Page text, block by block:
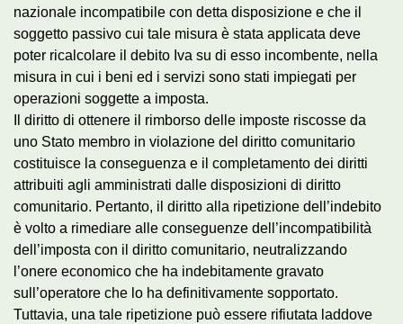
nazionale incompatibile con detta disposizione e che il
soggetto passivo cui tale misura è stata applicata deve
poter ricalcolare il debito Iva su di esso incombente, nella
misura in cui i beni ed i servizi sono stati impiegati per
operazioni soggette a imposta.
Il diritto di ottenere il rimborso delle imposte riscosse da
uno Stato membro in violazione del diritto comunitario
costituisce la conseguenza e il completamento dei diritti
attribuiti agli amministrati dalle disposizioni di diritto
comunitario. Pertanto, il diritto alla ripetizione dell’indebito
è volto a rimediare alle conseguenze dell’incompatibilità
dell’imposta con il diritto comunitario, neutralizzando
l’onere economico che ha indebitamente gravato
sull’operatore che lo ha definitivamente sopportato.
Tuttavia, una tale ripetizione può essere rifiutata laddove